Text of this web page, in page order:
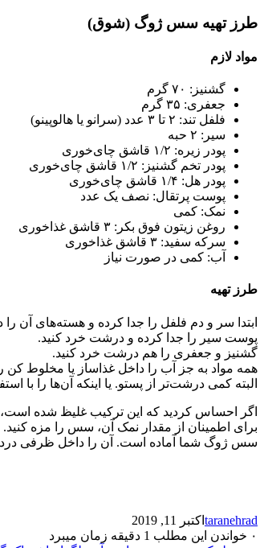
طرز تهیه سس ژوگ (شوق)
مواد لازم
گشنیز: ۷۰ گرم
جعفری: ۳۵ گرم
فلفل تند: ۲ تا ۳ عدد (سرانو یا هالوپینو)
سیر: ۲ حبه
پودر زیره: ۱/۲ قاشق چای‌خوری
پودر تخم گشنیز: ۱/۲ قاشق چای‌خوری
پودر هل: ۱/۴ قاشق چای‌خوری
پوست پرتقال: نصف یک عدد
نمک: کمی
روغن زیتون فوق بکر: ۳ قاشق غذاخوری
سرکه سفید: ۳ قاشق غذاخوری
آب: کمی در صورت نیاز
طرز تهیه
ابتدا سر و دم فلفل را جدا کرده و هسته‌های آن را
پوست سیر را جدا کرده و درشت خرد کنید.
گشنیز و جعفری را هم درشت خرد کنید.
همه مواد به جز آب را داخل غذاساز یا مخلوط کن
البته کمی درشت‌تر از پستو. یا اینکه آن‌ها را با
اگر احساس کردید که این ترکیب غلیظ شده است،
برای اطمینان از مقدار نمک آن، سس را مزه کنید.
سس ژوگ شما آماده است. آن را داخل ظرفی
taranehrad اکتبر 11, 2019
۰ خواندن این مطلب 1 دقیقه زمان میبرد